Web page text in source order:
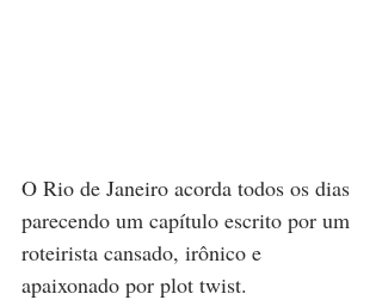
O Rio de Janeiro acorda todos os dias
parecendo um capítulo escrito por um
roteirista cansado, irônico e
apaixonado por plot twist.